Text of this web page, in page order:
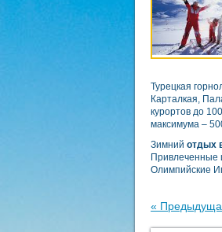
Турецкая
Карталкая,
курортов до
максимума –
Зимний отдых
Привлеченные
Олимпийские
«